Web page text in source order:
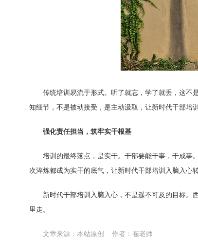
传统培训易流于形式。听了就忘，学了就丢，这不
知细节，不是被动接受，是主动汲取，让新时代干部培
强化责任担当，筑牢实干根基
培训的最终落点，是实干。干部要能干事，干成事
次淬炼都成为实干的底气，让新时代干部培训入脑入心
新时代干部培训入脑入心，不是遥不可及的目标。
里走。
文章来源：本站原创 作者：崔老师